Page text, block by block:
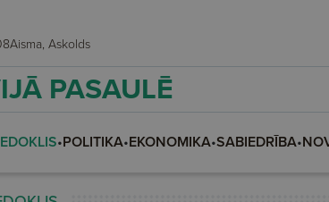
Aisma, Askolds
PASAULĒ
•POLITIKA•EKONOMIKA•SABIEDRĪBA•